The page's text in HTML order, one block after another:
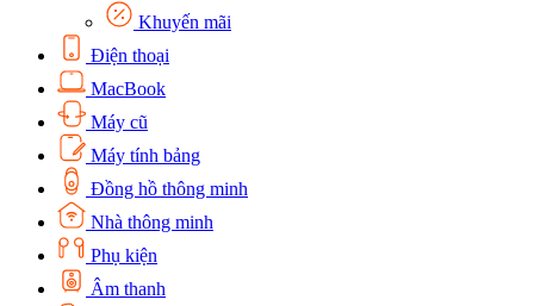
Khuyến mãi
Điện thoại
MacBook
Máy cũ
Máy tính bảng
Đồng hồ thông minh
Nhà thông minh
Phụ kiện
Âm thanh